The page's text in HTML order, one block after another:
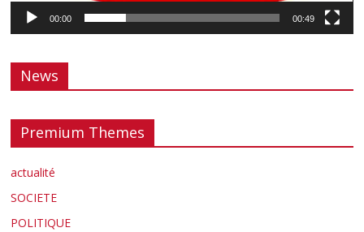
00:00 00:49
News
Premium Themes
actualité
SOCIETE
POLITIQUE